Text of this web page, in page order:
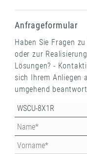
Anfrageformular
Haben Sie Fragen
oder zur
Lösungen? -
sich Ihrem Anliegen
umgehend